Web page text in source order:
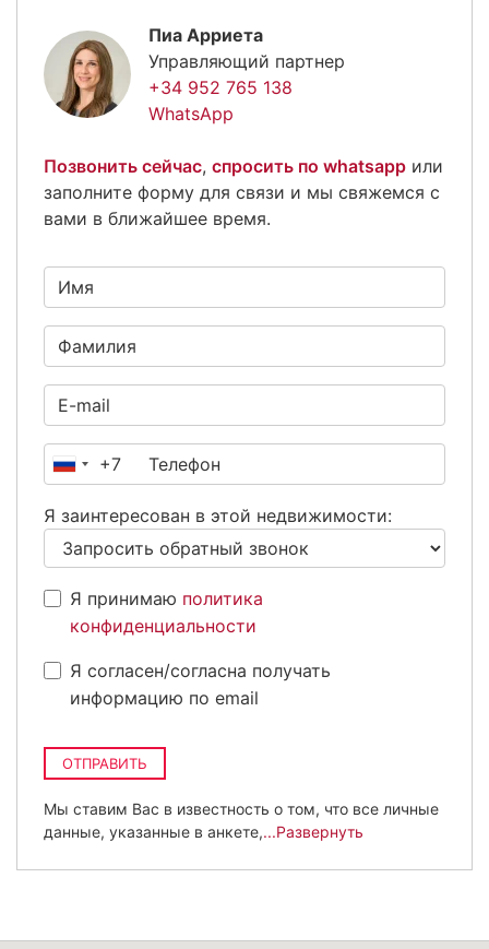
Пиа Арриета
Управляющий партнер
+34 952 765 138
WhatsApp
Позвонить сейчас, спросить по whatsapp или
заполните форму для связи и мы свяжемся с
вами в ближайшее время.
Россия
+7
Я заинтересован в этой недвижимости:
Я принимаю политика
конфиденциальности
Я согласен/согласна получать
информацию по email
ОТПРАВИТЬ
Мы ставим Вас в известность о том, что все личные
данные, указанные в анкете,...Развернуть